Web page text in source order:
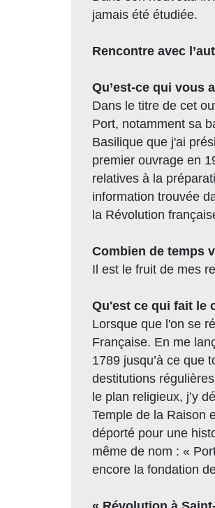
jamais été étudiée.
Rencontre avec
Qu’est-ce qui vous
Dans le titre de cet
Port, notamment sa
Basilique que j'ai
premier ouvrage en
relatives à la
information trouvée
la Révolution
Combien de temps
Il est le fruit de mes
Qu'est ce qui fait le
Lorsque que l'on se
Française. En me
1789 jusqu’à ce que
destitutions
le plan religieux, j’y
Temple de la Raison
déporté pour une
même de nom : «
encore la fondation